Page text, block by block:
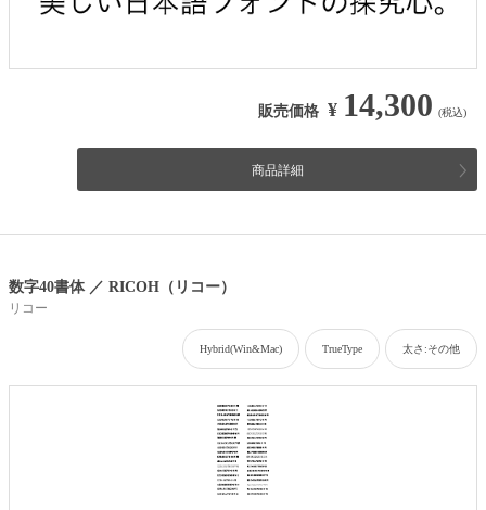
販売価格 ¥ 14,300 (税込)
商品詳細
数字40書体 ／ RICOH（リコー）
リコー
Hybrid(Win&Mac) TrueType 太さ:その他